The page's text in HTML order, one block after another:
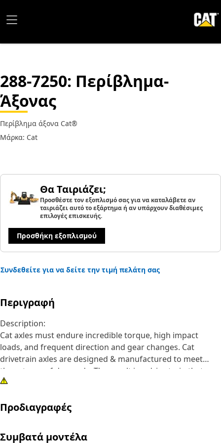
288-7250: Περίβλημα-
Άξονας
Περίβλημα άξονα Cat®
Μάρκα: Cat
Θα Ταιριάζει;
Προσθέστε τον εξοπλισμό σας για να καταλάβετε αν
ταιριάζει αυτό το εξάρτημα ή αν υπάρχουν διαθέσιμες
επιλογές επισκευής.
Προσθήκη εξοπλισμού
Συνδεθείτε για να δείτε την τιμή πελάτη σας
Περιγραφή
Description:
Cat axles must endure incredible torque, high impact
loads, and frequent direction and gear changes. Cat
drivetrain axles are designed & manufactured to meet
these types of demands. The result is a drive train that
lasts longer and works harder over the life of the machine.
to the wheels, and provide excellent driving performance
Προδιαγραφές
Συμβατά μοντέλα